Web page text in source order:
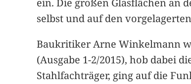
ein. Die großen Glasflächen an
selbst und auf den
Baukritiker Arne Winkelmann
(Ausgabe 1-2/2015), hob dabei
Stahlfachträger, ging auf die